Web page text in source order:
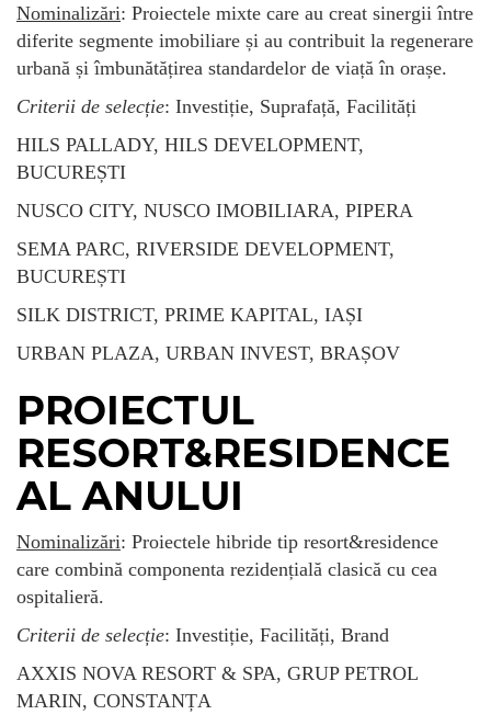
Nominalizări: Proiectele mixte care au creat sinergii între
diferite segmente imobiliare și au contribuit la regenerare
urbană și îmbunătățirea standardelor de viață în orașe.
Criterii de selecție: Investiție, Suprafață, Facilități
HILS PALLADY, HILS DEVELOPMENT,
BUCUREȘTI
NUSCO CITY, NUSCO IMOBILIARA, PIPERA
SEMA PARC, RIVERSIDE DEVELOPMENT,
BUCUREȘTI
SILK DISTRICT, PRIME KAPITAL, IAȘI
URBAN PLAZA, URBAN INVEST, BRAȘOV
PROIECTUL
RESORT&RESIDENCE
AL ANULUI
Nominalizări: Proiectele hibride tip resort&residence
care combină componenta rezidențială clasică cu cea
ospitalieră.
Criterii de selecție: Investiție, Facilități, Brand
AXXIS NOVA RESORT & SPA, GRUP PETROL
MARIN, CONSTANȚA